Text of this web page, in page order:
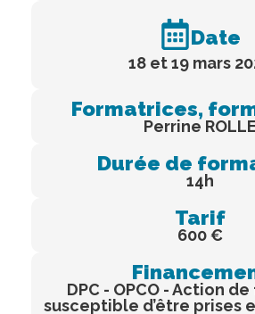
Date
18 et 19 mars
Formatrices,
Perrine ROLLE
Durée de
14h
Tarif
600 €
DPC - OPCO - Action
susceptible d’être prises